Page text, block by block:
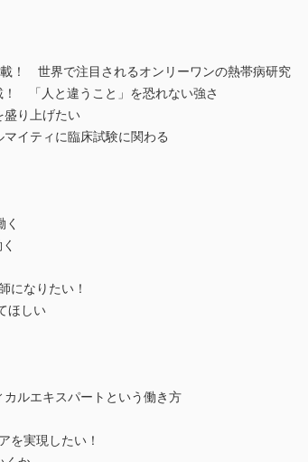
世界で注目されるオンリーワンの熱帯病研究
「人と違うこと」を恐れない強さ
り上げたい
イティに臨床試験に関わる
になりたい！
ほしい
ルエキスパートという働き方
を実現したい！